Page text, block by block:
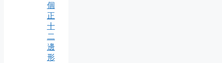
個
正
十
二
邊
形